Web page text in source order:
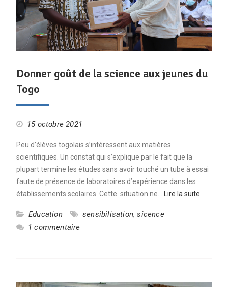
Donner goût de la science aux jeunes du
Togo
15 octobre 2021
Peu d’élèves togolais s’intéressent aux matières
scientifiques. Un constat qui s’explique par le fait que la
plupart termine les études sans avoir touché un tube à essai
faute de présence de laboratoires d’expérience dans les
établissements scolaires. Cette situation ne…
Lire la suite
Education sensibilisation,sicence
1 commentaire